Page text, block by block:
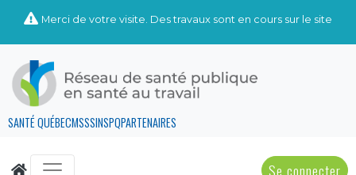
Merci de votre visite. Des travaux sont en cours sur le site
SANTÉ QUÉBECMSSSINSPQPARTENAIRES
Se connecter